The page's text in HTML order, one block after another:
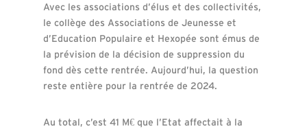
Avec les associations d’élus et des collectivités,
le collège des Associations de Jeunesse et
d’Education Populaire et Hexopée sont émus de
la prévision de la décision de suppression du
fond dès cette rentrée. Aujourd’hui, la question
reste entière pour la rentrée de 2024.
Au total, c’est 41 M€ que l’Etat affectait à la